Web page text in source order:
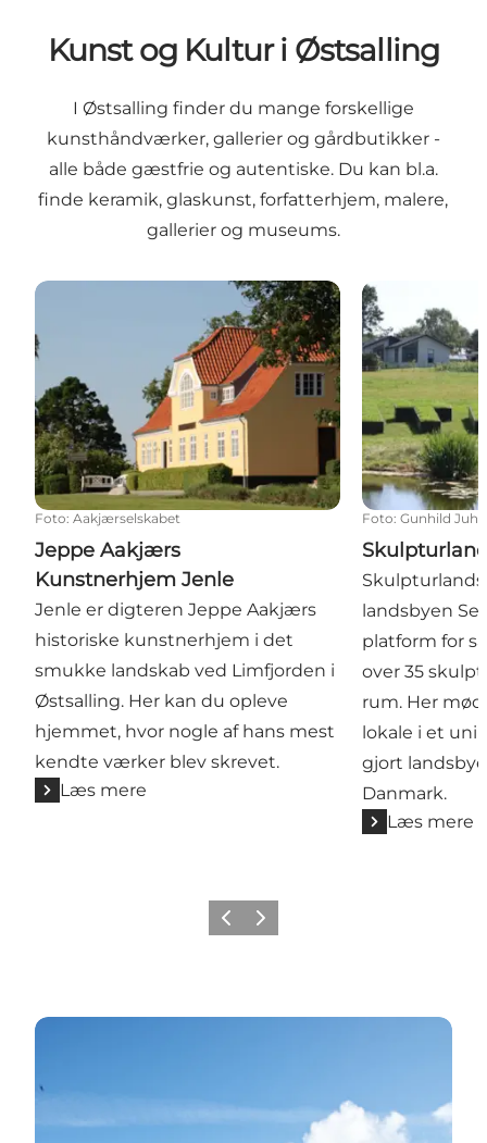
Kunst og Kultur i Østsalling
I Østsalling finder du mange forskellige
kunsthåndværker, gallerier og gårdbutikker -
alle både gæstfrie og autentiske. Du kan bl.a.
finde keramik, glaskunst, forfatterhjem, malere,
gallerier og museums.
Jeppe Aakjærs Kunstnerhjem Jenle
Foto: Aakjærselskabet
Jeppe Aakjærs
Kunstnerhjem Jenle
Jenle er digteren Jeppe Aakjærs
historiske kunstnerhjem i det
smukke landskab ved Limfjorden i
Østsalling. Her kan du opleve
hjemmet, hvor nogle af hans mest
kendte værker blev skrevet.
Læs mere
Foto: Gunhild Juhr
landsbyen
platform for
over 35
rum. Her
lokale i et
gjort
Danmark.
Læs mere
Forrige billede
Næste billede
VANDRE- OG CYKELRUTER